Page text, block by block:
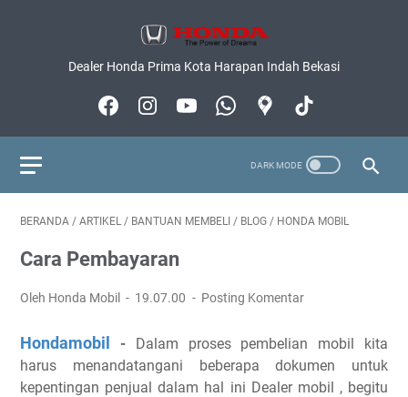
Dealer Honda Prima Kota Harapan Indah Bekasi
BERANDA / ARTIKEL / BANTUAN MEMBELI / BLOG / HONDA MOBIL
Cara Pembayaran
Oleh Honda Mobil 19.07.00 Posting Komentar
Hondamobil - Dalam proses pembelian mobil kita
harus menandatangani beberapa dokumen untuk
kepentingan penjual dalam hal ini Dealer mobil , begitu